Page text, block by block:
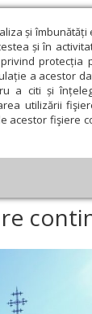
și
și în
a acestor
a citi și
utilizării
acestor fişiere
și Cultură
Psihologie